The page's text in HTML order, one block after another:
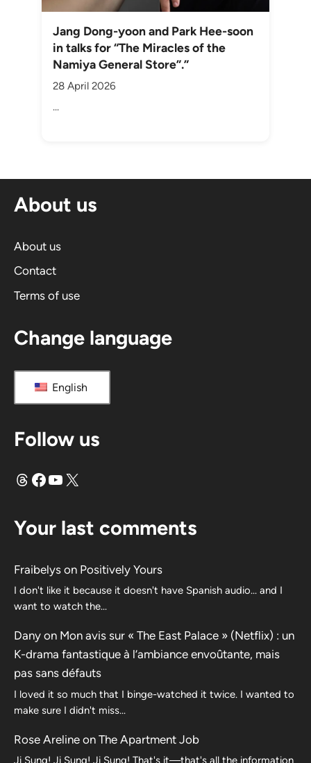
Jang Dong-yoon and Park Hee-soon
in talks for “The Miracles of the
Namiya General Store”.”
28 April 2026
...
About us
About us
Contact
Terms of use
Change language
English
Follow us
Threads
Facebook
YouTube
X
Your last comments
Fraibelys on Positively Yours
I don't like it because it doesn't have Spanish audio... and I
want to watch the...
Dany on Mon avis sur « The East Palace » (Netflix) : un
K-drama fantastique à l’ambiance envoûtante, mais
pas sans défauts
I loved it so much that I binge-watched it twice. I wanted to
make sure I didn't miss…
Rose Areline on The Apartment Job
Ji Sung! Ji Sung! Ji Sung! That's it—that's all the information